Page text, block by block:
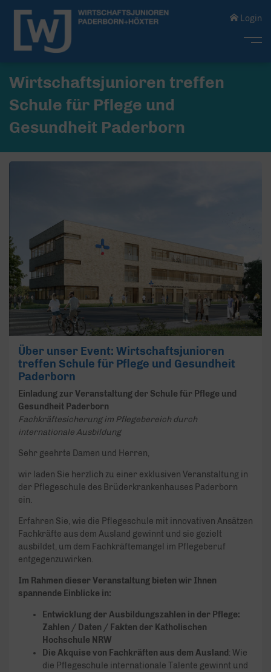
Login
Wirtschaftsjunioren treffen
Schule für Pflege und
Gesundheit Paderborn
Über unser Event: Wirtschaftsjunioren
treffen Schule für Pflege und Gesundheit
Paderborn
Einladung zur Veranstaltung der Schule für Pflege und
Gesundheit Paderborn
Fachkräftesicherung im Pflegebereich durch
internationale Ausbildung
Sehr geehrte Damen und Herren,
wir laden Sie herzlich zu einer exklusiven Veranstaltung in
der Pflegeschule des Brüderkrankenhauses Paderborn
ein.
Erfahren Sie, wie die Pflegeschule mit innovativen Ansätzen
Fachkräfte aus dem Ausland gewinnt und sie gezielt
ausbildet, um dem Fachkräftemangel im Pflegeberuf
entgegenzuwirken.
Im Rahmen dieser Veranstaltung bieten wir Ihnen
spannende Einblicke in:
Entwicklung der Ausbildungszahlen in der Pflege:
Zahlen / Daten / Fakten der Katholischen
Hochschule NRW
Die Akquise von Fachkräften aus dem Ausland : Wie
die Pflegeschule internationale Talente gewinnt und